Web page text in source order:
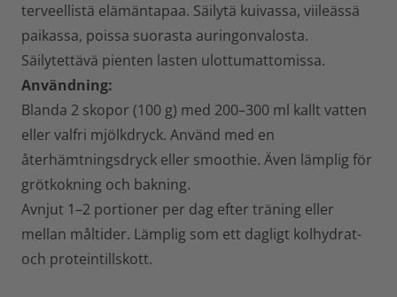
terveellistä elämäntapaa. Säilytä kuivassa, viileässä
paikassa, poissa suorasta auringonvalosta.
Säilytettävä pienten lasten ulottumattomissa.
Användning:
Blanda 2 skopor (100 g) med 200–300 ml kallt vatten
eller valfri mjölkdryck. Använd med en
återhämtningsdryck eller smoothie. Även lämplig för
grötkokning och bakning.
Avnjut 1–2 portioner per dag efter träning eller
mellan måltider. Lämplig som ett dagligt kolhydrat-
och proteintillskott.